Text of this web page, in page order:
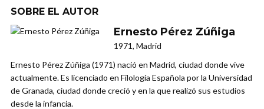
SOBRE EL AUTOR
Ernesto Pérez Zúñiga
1971, Madrid
Ernesto Pérez Zúñiga (1971) nació en Madrid, ciudad donde vive
actualmente. Es licenciado en Filología Española por la Universidad
de Granada, ciudad donde creció y en la que realizó sus estudios
desde la infancia.